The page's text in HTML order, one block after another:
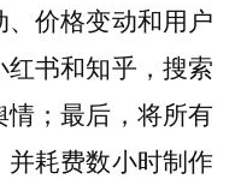
价格变动和用户
书和知乎，搜索
；最后，将所有
耗费数小时制作